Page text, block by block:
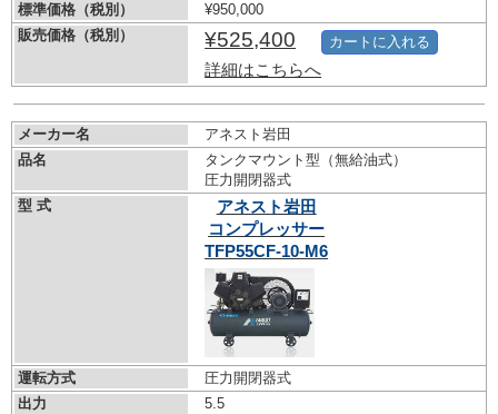
標準価格（税別）
¥950,000
販売価格（税別）
¥525,400
詳細はこちらへ
カートに入れる
メーカー名
アネスト岩田
品名
タンクマウント型（無給油式）
圧力開閉器式
型 式
アネスト岩田
コンプレッサー
TFP55CF-10-M6
運転方式
圧力開閉器式
出力
5.5